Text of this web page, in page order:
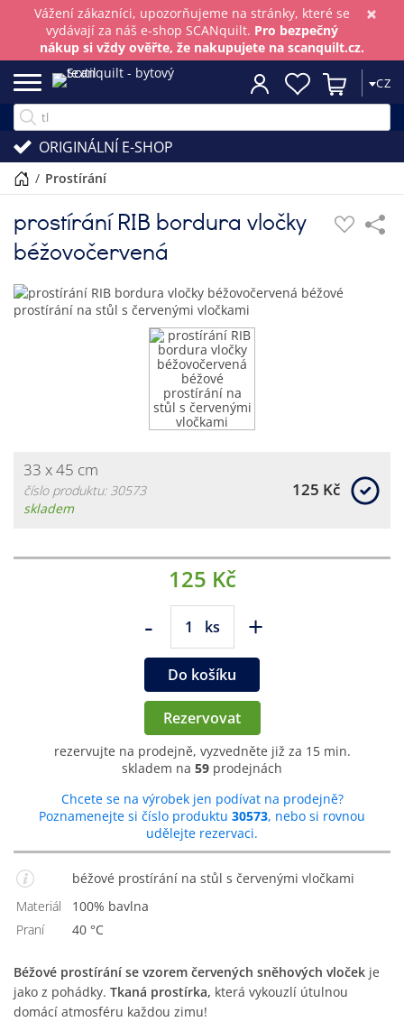
×
Vážení zákazníci, upozorňujeme na stránky, které se
vydávají za náš e-shop SCANquilt. Pro bezpečný
nákup si vždy ověřte, že nakupujete na scanquilt.cz.
CZ
ORIGINÁLNÍ E-SHOP
/ prostírání
prostírání RIB bordura vločky
béžovočervená
33 x 45 cm
číslo produktu: 30573
skladem
125 Kč
125 Kč
- ks +
Do košíku
Rezervovat
rezervujte na prodejně, vyzvedněte již za 15 min.
skladem na 59 prodejnách
Chcete se na výrobek jen podívat na prodejně?
Poznamenejte si číslo produktu 30573, nebo si rovnou
udělejte rezervaci.
béžové prostírání na stůl s červenými vločkami
Materiál
100% bavlna
Praní
40 °C
Béžové prostírání se vzorem červených sněhových vloček je
jako z pohádky. Tkaná prostírka, která vykouzlí útulnou
domácí atmosféru každou zimu!